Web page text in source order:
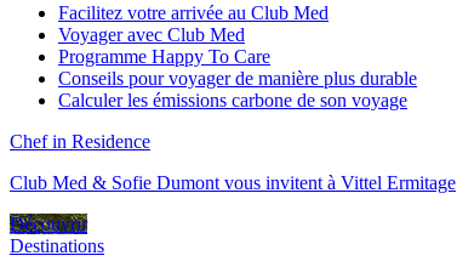
Facilitez votre arrivée au Club Med
Voyager avec Club Med
Programme Happy To Care
Conseils pour voyager de manière plus durable
Calculer les émissions carbone de son voyage
Chef in Residence
Club Med & Sofie Dumont vous invitent à Vittel Ermitage
Découvrir
Destinations